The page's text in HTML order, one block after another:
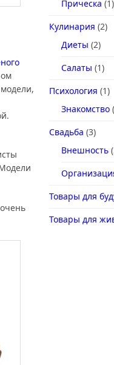
Прическа (1)
Кулинария (2)
Диеты (2)
Салаты (1)
Психология (1)
Знакомство
Свадьба (3)
Внешность
Товары для
Товары для